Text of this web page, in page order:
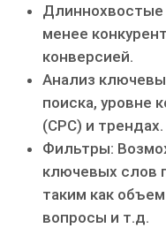
менее
конверсией.
Анализ
поиска, уровне
(CPC) и трендах.
Фильтры:
ключевых слов
таким как
вопросы и т.д.